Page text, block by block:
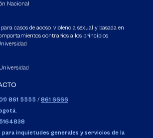
Nacional
casos de acoso, violencia sexual y basada en
contrarios a los principios
861 5555 / 861 6666
inquietudes generales y servicios de la